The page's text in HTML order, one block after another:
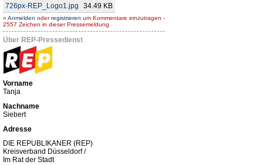
726px-REP_Logo1.jpg
34.49 KB
» Anmelden oderregistrieren um Kommentare einzutragen -
2557 Zeichen in dieser Pressemeldung
Über REP-Pressedienst
Vorname
Tanja
Nachname
Siebert
Adresse
DIE REPUBLIKANER (REP)
Kreisverband Düsseldorf /
Im Rat der Stadt